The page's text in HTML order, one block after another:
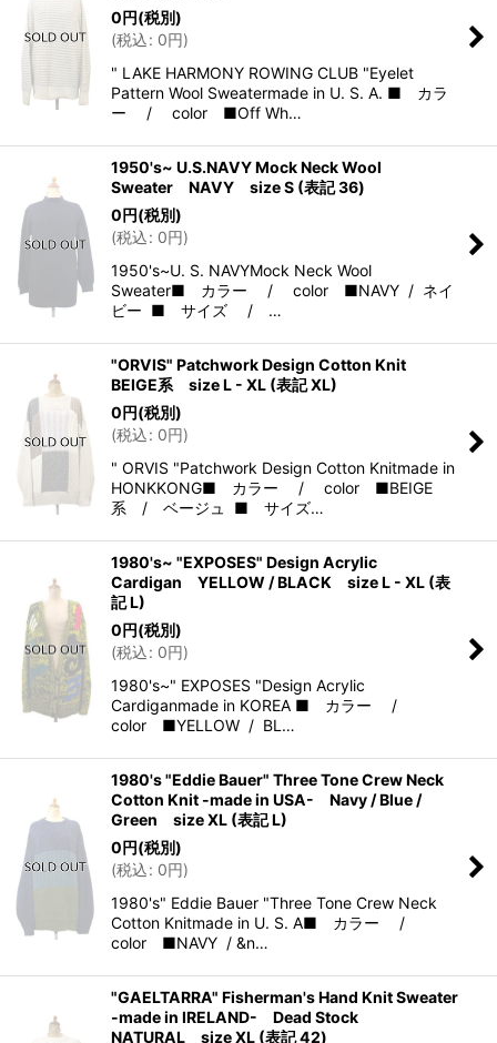
0円(税別)
(税込: 0円)
" LAKE HARMONY ROWING CLUB "Eyelet
Pattern Wool Sweatermade in U. S. A. ■ カラ
ー / color ■Off Wh…
1950's~ U.S.NAVY Mock Neck Wool
Sweater NAVY size S (表記 36)
0円(税別)
(税込: 0円)
1950's~U. S. NAVYMock Neck Wool
Sweater■ カラー / color ■NAVY / ネイ
ビー ■ サイズ / …
"ORVIS" Patchwork Design Cotton Knit
BEIGE系 size L - XL (表記 XL)
0円(税別)
(税込: 0円)
" ORVIS "Patchwork Design Cotton Knitmade in
HONKKONG■ カラー / color ■BEIGE
系 / ベージュ ■ サイズ…
1980's~ "EXPOSES" Design Acrylic
Cardigan YELLOW / BLACK size L - XL (表
記 L)
0円(税別)
(税込: 0円)
1980's~" EXPOSES "Design Acrylic
Cardiganmade in KOREA ■ カラー /
color ■YELLOW / BL…
1980's "Eddie Bauer" Three Tone Crew Neck
Cotton Knit -made in USA- Navy / Blue /
Green size XL (表記 L)
0円(税別)
(税込: 0円)
1980's" Eddie Bauer "Three Tone Crew Neck
Cotton Knitmade in U. S. A■ カラー /
color ■NAVY / &n…
"GAELTARRA" Fisherman's Hand Knit Sweater
-made in IRELAND- Dead Stock
NATURAL size XL (表記 42)